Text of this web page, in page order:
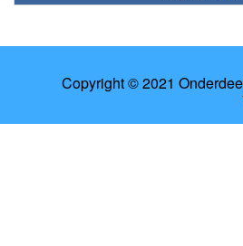
Copyright © 2021